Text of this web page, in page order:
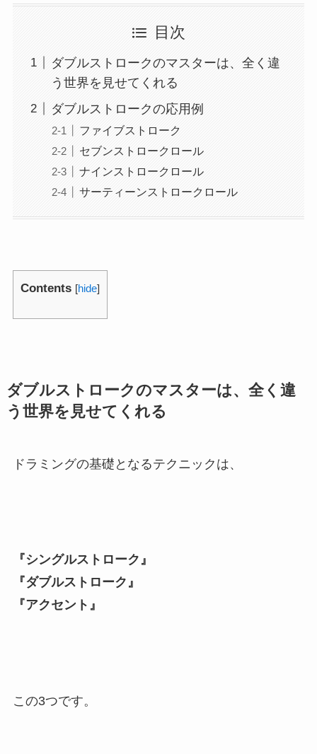
目次
ダブルストロークのマスターは、全く違
う世界を見せてくれる
ダブルストロークの応用例
ファイブストローク
セブンストロークロール
ナインストロークロール
サーティーンストロークロール
Contents [hide]
ダブルストロークのマスターは、全く違
う世界を見せてくれる
ドラミングの基礎となるテクニックは、
『シングルストローク』
『ダブルストローク』
『アクセント』
この3つです。